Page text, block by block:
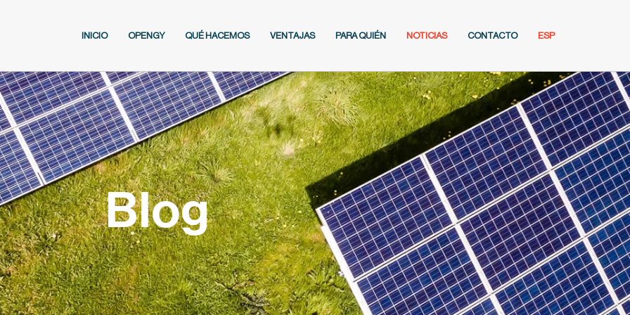
INICIO OPENGY QUÉ HACEMOS VENTAJAS PARA QUIÉN NOTICIAS CONTACTO ESP
Blog